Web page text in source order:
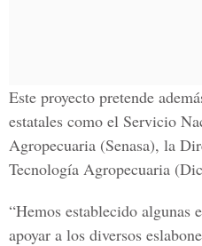
Este proyecto pretende
estatales como el Servicio
Agropecuaria (Senasa), la
Tecnología Agropecuaria
“Hemos establecido algunas
apoyar a los diversos